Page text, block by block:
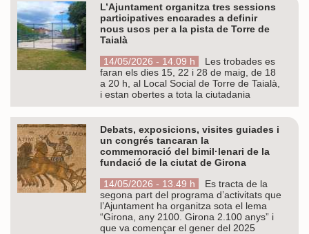
L’Ajuntament organitza tres sessions
participatives encarades a definir
nous usos per a la pista de Torre de
Taialà
14/05/2026 - 14.09 h
Les trobades es
faran els dies 15, 22 i 28 de maig, de 18
a 20 h, al Local Social de Torre de Taialà,
i estan obertes a tota la ciutadania
Debats, exposicions, visites guiades i
un congrés tancaran la
commemoració del bimil·lenari de la
fundació de la ciutat de Girona
14/05/2026 - 13.49 h
Es tracta de la
segona part del programa d’activitats que
l’Ajuntament ha organitza sota el lema
“Girona, any 2100. Girona 2.100 anys” i
que va començar el gener del 2025